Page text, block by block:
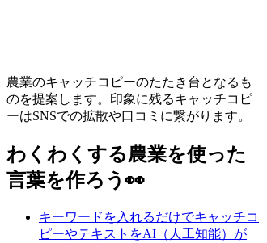
農業のキャッチコピーのたたき台となるも
のを提案します。印象に残るキャッチコピ
ーはSNSでの拡散や口コミに繋がります。
わくわくする農業を使った
言葉を作ろう👀
キーワードを入れるだけでキャッチコ
ピーやテキストをAI（人工知能）が